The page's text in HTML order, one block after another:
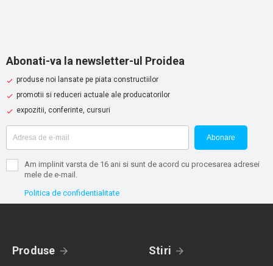
Abonati-va la newsletter-ul Proidea
produse noi lansate pe piata constructiilor
promotii si reduceri actuale ale producatorilor
expozitii, conferinte, cursuri
Abonare
Am implinit varsta de 16 ani si sunt de acord cu procesarea adresei
mele de e-mail.
Politica de confidentialitate
Produse Stiri